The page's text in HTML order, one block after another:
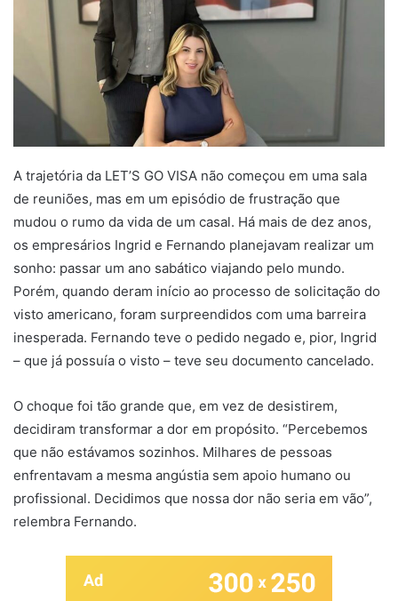
A trajetória da LET’S GO VISA não começou em uma sala
de reuniões, mas em um episódio de frustração que
mudou o rumo da vida de um casal. Há mais de dez anos,
os empresários Ingrid e Fernando planejavam realizar um
sonho: passar um ano sabático viajando pelo mundo.
Porém, quando deram início ao processo de solicitação do
visto americano, foram surpreendidos com uma barreira
inesperada. Fernando teve o pedido negado e, pior, Ingrid
– que já possuía o visto – teve seu documento cancelado.
O choque foi tão grande que, em vez de desistirem,
decidiram transformar a dor em propósito. “Percebemos
que não estávamos sozinhos. Milhares de pessoas
enfrentavam a mesma angústia sem apoio humano ou
profissional. Decidimos que nossa dor não seria em vão”,
relembra Fernando.